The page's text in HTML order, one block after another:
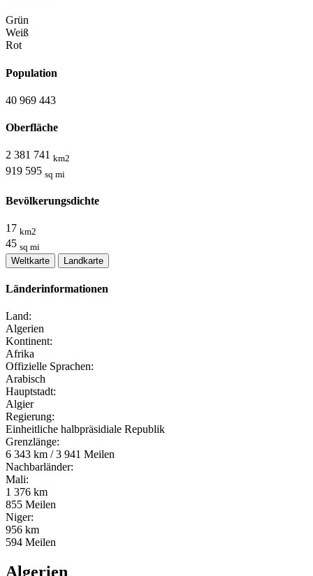
Grün
Weiß
Rot
Population
40 969 443
Oberfläche
2 381 741 km2
919 595 sq mi
Bevölkerungsdichte
17 km2
45 sq mi
Weltkarte
Landkarte
Länderinformationen
Land:
Algerien
Kontinent:
Afrika
Offizielle Sprachen:
Arabisch
Hauptstadt:
Algier
Regierung:
Einheitliche halbpräsidiale Republik
Grenzlänge:
6 343 km / 3 941 Meilen
Nachbarländer:
Mali:
1 376 km
855 Meilen
Niger:
956 km
594 Meilen
Algerien